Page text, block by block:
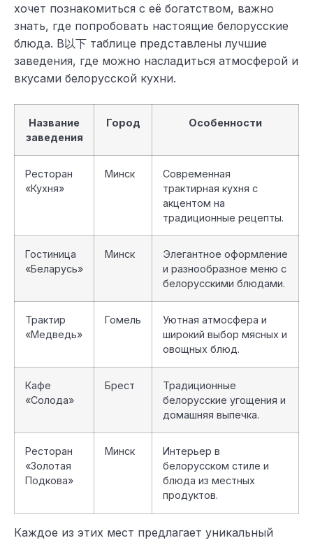
хочет познакомиться с её богатством, важно
знать, где попробовать настоящие белорусские
блюда. В以下 таблице представлены лучшие
заведения, где можно насладиться атмосферой и
вкусами белорусской кухни.
Название
заведения
Город Особенности
Ресторан
«Кухня»
Минск
Современная
трактирная кухня с
акцентом на
традиционные рецепты.
Гостиница
«Беларусь»
Минск
Элегантное оформление
и разнообразное меню с
белорусскими блюдами.
Трактир
«Медведь»
Гомель
Уютная атмосфера и
широкий выбор мясных и
овощных блюд.
Кафе
«Солода»
Брест
Традиционные
белорусские угощения и
домашняя выпечка.
Ресторан
«Золотая
Подкова»
Минск
Интерьер в
белорусском стиле и
блюда из местных
продуктов.
Каждое из этих мест предлагает уникальный